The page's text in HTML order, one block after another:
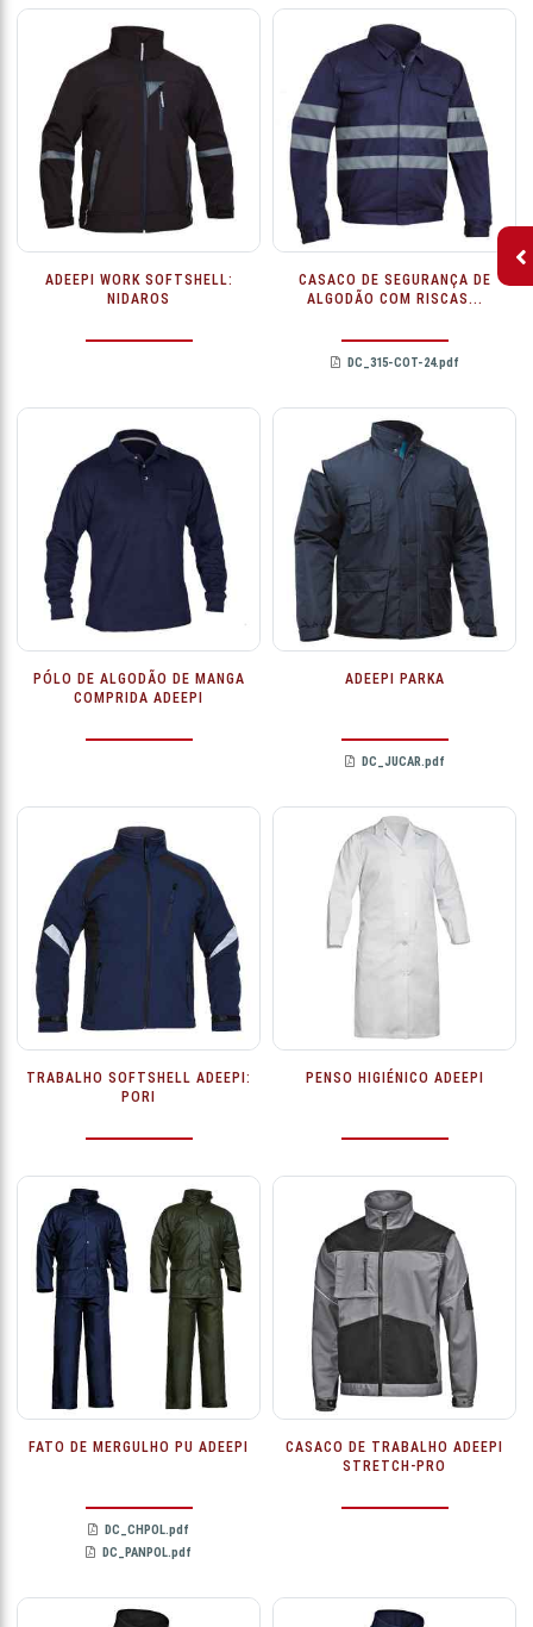
ADEEPI WORK SOFTSHELL:
NIDAROS
CASACO DE SEGURANÇA DE
ALGODÃO COM RISCAS...
DC_315-COT-24.pdf
PÓLO DE ALGODÃO DE MANGA
COMPRIDA ADEEPI
ADEEPI PARKA
DC_JUCAR.pdf
TRABALHO SOFTSHELL ADEEPI:
PORI
PENSO HIGIÉNICO ADEEPI
FATO DE MERGULHO PU ADEEPI
DC_CHPOL.pdf
DC_PANPOL.pdf
CASACO DE TRABALHO ADEEPI
STRETCH-PRO